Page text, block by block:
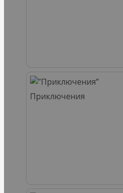
Приключения